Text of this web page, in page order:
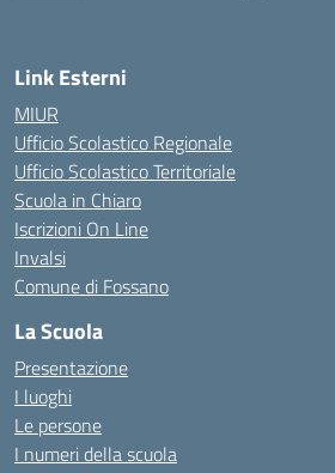
Link Esterni
MIUR
Ufficio Scolastico Regionale
Ufficio Scolastico Territoriale
Scuola in Chiaro
Iscrizioni On Line
Invalsi
Comune di Fossano
La Scuola
Presentazione
I luoghi
Le persone
I numeri della scuola